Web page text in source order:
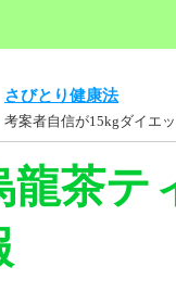
さびとり健康法
考案者自信が15kgダイエ
龍茶テ